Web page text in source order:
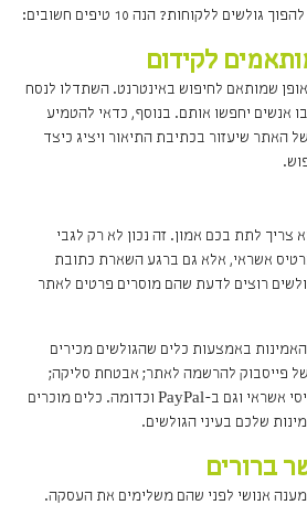
ללקוחות? הנה 10 טיפים חשובים:
שמותאם לחיפוש באינטרנט. השתדלו לנסח
אנשים יחפשו אותם. בנוסף, כדאי להטמיע
האתר שיעזור בכתיבת התיאור ויציג כיצד
צריך לתת בכם אמון. זה נכון לא רק לגבי
אשראי, אלא גם ברגע השארת כתובת
רוצים לדעת שהם מוסרים פרטים לאתר
באמצעות כלים שהגולשים מכירים
פייסבוק להרשמה לאתר; אבטחת סליקה;
מתן אפשרות לתשלום בכרטיסי אשראי וגם ב-PayPal וכדומה. כלים מוכרים
שלכם בעיני הגולשים.
אנושי לפני שהם משלימים את העסקה.